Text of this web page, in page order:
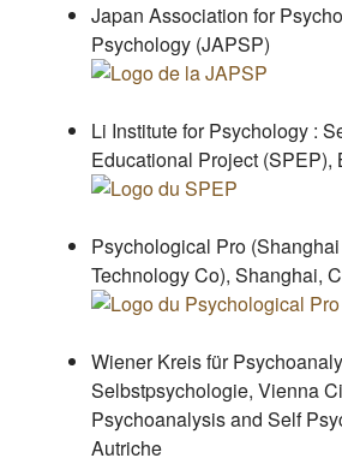
Japan Association for
Psychology (JAPSP)
Li Institute for Psychology :
Educational Project (SPEP),
Psychological Pro
Technology Co), Shanghai,
Wiener Kreis für
Selbstpsychologie, Vienna
Psychoanalysis and Self
Autriche